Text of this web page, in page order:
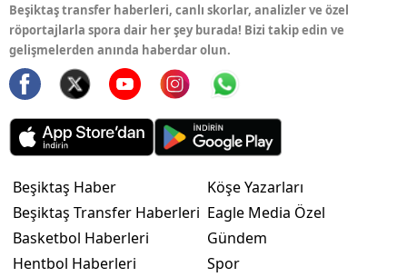
Beşiktaş transfer haberleri, canlı skorlar, analizler ve özel
röportajlarla spora dair her şey burada! Bizi takip edin ve
gelişmelerden anında haberdar olun.
Beşiktaş Haber
Beşiktaş Transfer Haberleri
Basketbol Haberleri
Hentbol Haberleri
Köşe Yazarları
Eagle Media Özel
Gündem
Spor